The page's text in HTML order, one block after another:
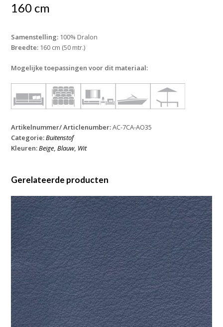
160 cm
Samenstelling: 100% Dralon
Breedte: 160 cm (50 mtr.)
Mogelijke toepassingen voor dit materiaal:
Artikelnummer/ Articlenumber:AC-7CA-AO35
Categorie:Buitenstof
Kleuren:Beige,Blauw, Wit
Gerelateerde producten